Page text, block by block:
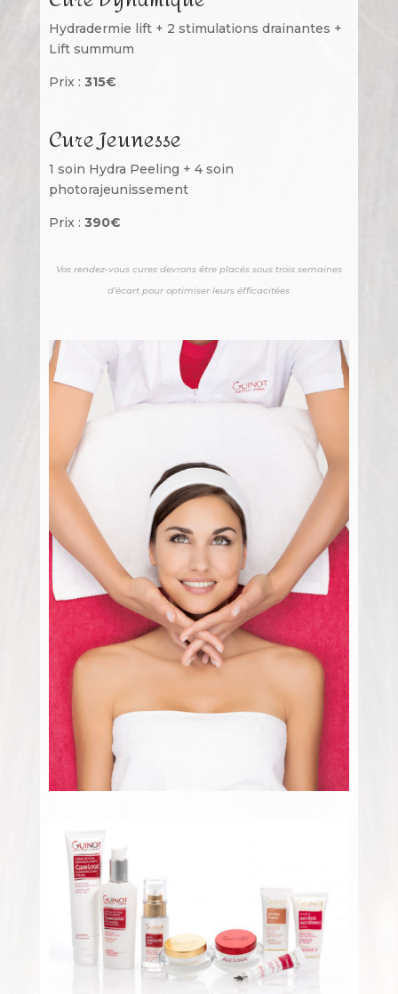
Hydradermie lift + 2 stimulations drainantes +
Lift summum
Prix : 315€
Cure Jeunesse
1 soin Hydra Peeling + 4 soin
photorajeunissement
Prix : 390€
Vos rendez-vous cures devrons être placés sous trois semaines
d’écart pour optimiser leurs éfficacitées